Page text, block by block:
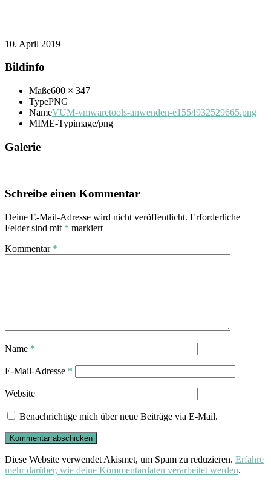
10. April 2019
Bildinfo
Maße600 × 347
TypePNG
NameVUM-vmwaretools-anwenden-e1554932529665.png
MIME-Typimage/png
Galerie
Schreibe einen Kommentar
Deine E-Mail-Adresse wird nicht veröffentlicht. Erforderliche
Felder sind mit * markiert
Kommentar *
Name *
E-Mail-Adresse *
Website
Benachrichtige mich über neue Beiträge via E-Mail.
Diese Website verwendet Akismet, um Spam zu reduzieren. Erfahre
mehr darüber, wie deine Kommentardaten verarbeitet werden.